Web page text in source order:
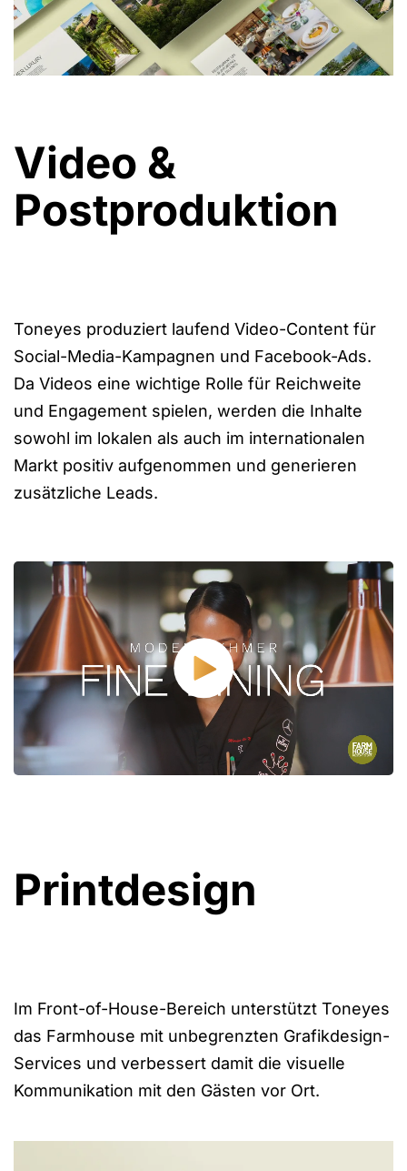
Video &
Postproduktion
Toneyes produziert laufend Video-Content für
Social-Media-Kampagnen und Facebook-Ads.
Da Videos eine wichtige Rolle für Reichweite
und Engagement spielen, werden die Inhalte
sowohl im lokalen als auch im internationalen
Markt positiv aufgenommen und generieren
zusätzliche Leads.
Printdesign
Im Front-of-House-Bereich unterstützt Toneyes
das Farmhouse mit unbegrenzten Grafikdesign-
Services und verbessert damit die visuelle
Kommunikation mit den Gästen vor Ort.